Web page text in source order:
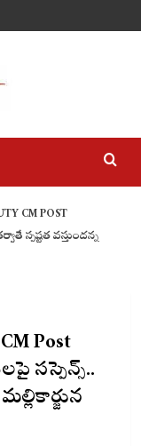
CM POST
స్పష్టత వస్తుందన్న
Post
సస్పెన్స్..